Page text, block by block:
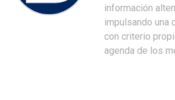
información
impulsando una
con criterio
agenda de los